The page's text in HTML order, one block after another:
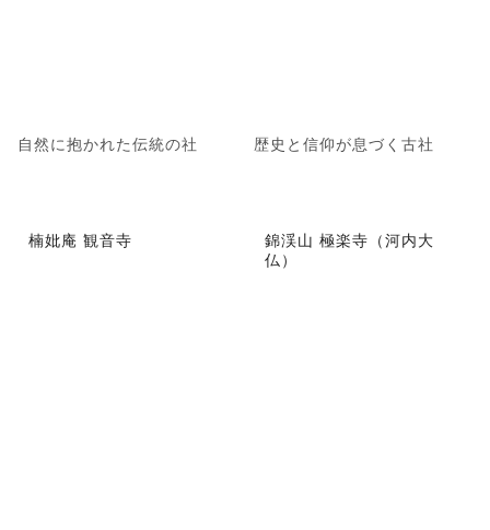
自然に抱かれた伝統の社 歴史と信仰が息づく古社
楠妣庵 観音寺
錦渓山 極楽寺（河内大
仏）